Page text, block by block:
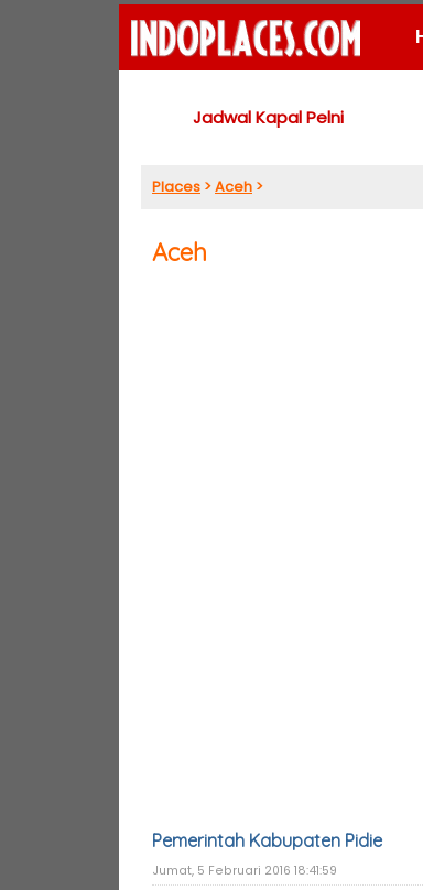
Home
Jadwal Kapal Pelni
Places >Aceh >
Aceh
Pemerintah Kabupaten Pidie
Jumat, 5 Februari 2016 18:41:59